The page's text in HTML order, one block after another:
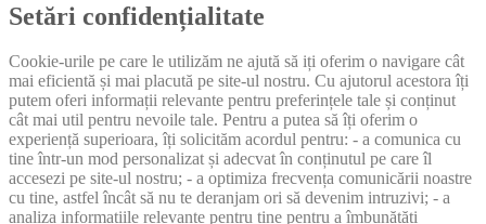
Setări confidențialitate
Cookie-urile pe care le utilizăm ne ajută să iți oferim o navigare cât
mai eficientă și mai placută pe site-ul nostru. Cu ajutorul acestora îți
putem oferi informații relevante pentru preferințele tale și conținut
cât mai util pentru nevoile tale. Pentru a putea să îți oferim o
experiență superioara, îți solicităm acordul pentru: - a comunica cu
tine într-un mod personalizat și adecvat în conținutul pe care îl
accesezi pe site-ul nostru; - a optimiza frecvența comunicării noastre
cu tine, astfel încât să nu te deranjam ori să devenim intruzivi; - a
analiza informațiile relevante pentru tine pentru a îmbunătăți